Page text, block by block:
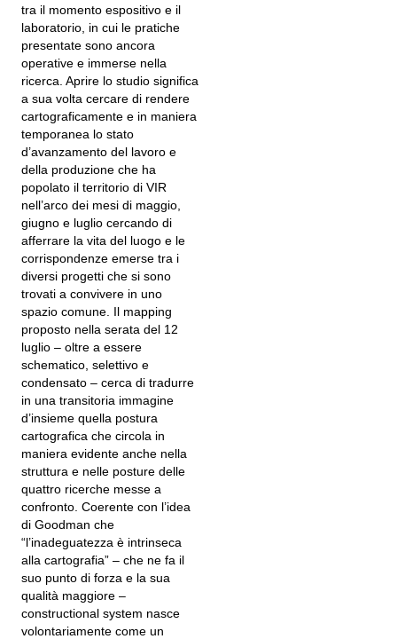
tra il momento espositivo e il
laboratorio, in cui le pratiche
presentate sono ancora
operative e immerse nella
ricerca. Aprire lo studio significa
a sua volta cercare di rendere
cartograficamente e in maniera
temporanea lo stato
d’avanzamento del lavoro e
della produzione che ha
popolato il territorio di VIR
nell’arco dei mesi di maggio,
giugno e luglio cercando di
afferrare la vita del luogo e le
corrispondenze emerse tra i
diversi progetti che si sono
trovati a convivere in uno
spazio comune. Il mapping
proposto nella serata del 12
luglio – oltre a essere
schematico, selettivo e
condensato – cerca di tradurre
in una transitoria immagine
d’insieme quella postura
cartografica che circola in
maniera evidente anche nella
struttura e nelle posture delle
quattro ricerche messe a
confronto. Coerente con l’idea
di Goodman che
“l’inadeguatezza è intrinseca
alla cartografia” – che ne fa il
suo punto di forza e la sua
qualità maggiore –
constructional system nasce
volontariamente come un